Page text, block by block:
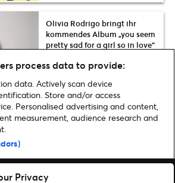
Olivia Rodrigo bringt ihr
kommendes Album „you seem
pretty sad for a girl so in love“
München
Neumann veröffentlicht ihr neues Album
process data to provide:
data. Actively scan device
Store and/or access
Personalised advertising and content,
measurement, audience research and
Privacy